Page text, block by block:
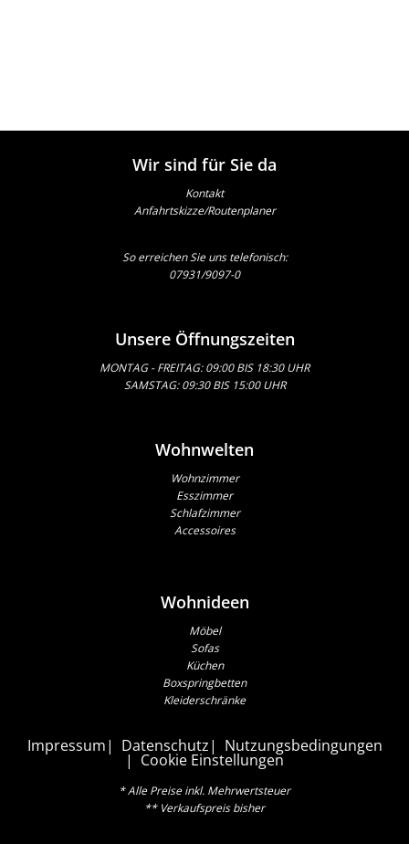
Wir sind für Sie da
Kontakt
Anfahrtskizze/Routenplaner
So erreichen Sie uns telefonisch:
07931/9097-0
Unsere Öffnungszeiten
MONTAG - FREITAG: 09:00 BIS 18:30 UHR
SAMSTAG: 09:30 BIS 15:00 UHR
Wohnwelten
Wohnzimmer
Esszimmer
Schlafzimmer
Accessoires
Wohnideen
Möbel
Sofas
Küchen
Boxspringbetten
Kleiderschränke
Impressum Datenschutz Nutzungsbedingungen
Cookie Einstellungen
* Alle Preise inkl. Mehrwertsteuer
** Verkaufspreis bisher